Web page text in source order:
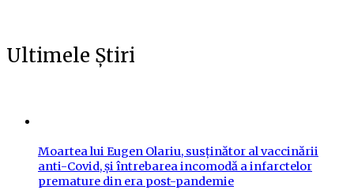
Ultimele Știri
Moartea lui Eugen Olariu, susținător al vaccinării
anti-Covid, și întrebarea incomodă a infarctelor
premature din era post-pandemie